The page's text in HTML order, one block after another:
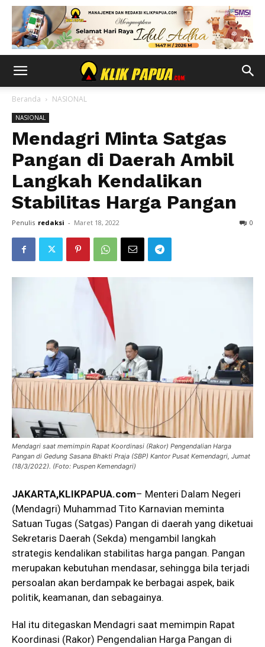
Beranda NASIONAL
NASIONAL
Mendagri Minta Satgas
Pangan di Daerah Ambil
Langkah Kendalikan
Stabilitas Harga Pangan
Penulis redaksi - Maret 18, 2022 0
Mendagri saat memimpin Rapat Koordinasi (Rakor) Pengendalian Harga
Pangan di Gedung Sasana Bhakti Praja (SBP) Kantor Pusat Kemendagri, Jumat
(18/3/2022). (Foto: Puspen Kemendagri)
JAKARTA,KLIKPAPUA.com– Menteri Dalam Negeri
(Mendagri) Muhammad Tito Karnavian meminta
Satuan Tugas (Satgas) Pangan di daerah yang diketuai
Sekretaris Daerah (Sekda) mengambil langkah
strategis kendalikan stabilitas harga pangan. Pangan
merupakan kebutuhan mendasar, sehingga bila terjadi
persoalan akan berdampak ke berbagai aspek, baik
politik, keamanan, dan sebagainya.
Hal itu ditegaskan Mendagri saat memimpin Rapat
Koordinasi (Rakor) Pengendalian Harga Pangan di